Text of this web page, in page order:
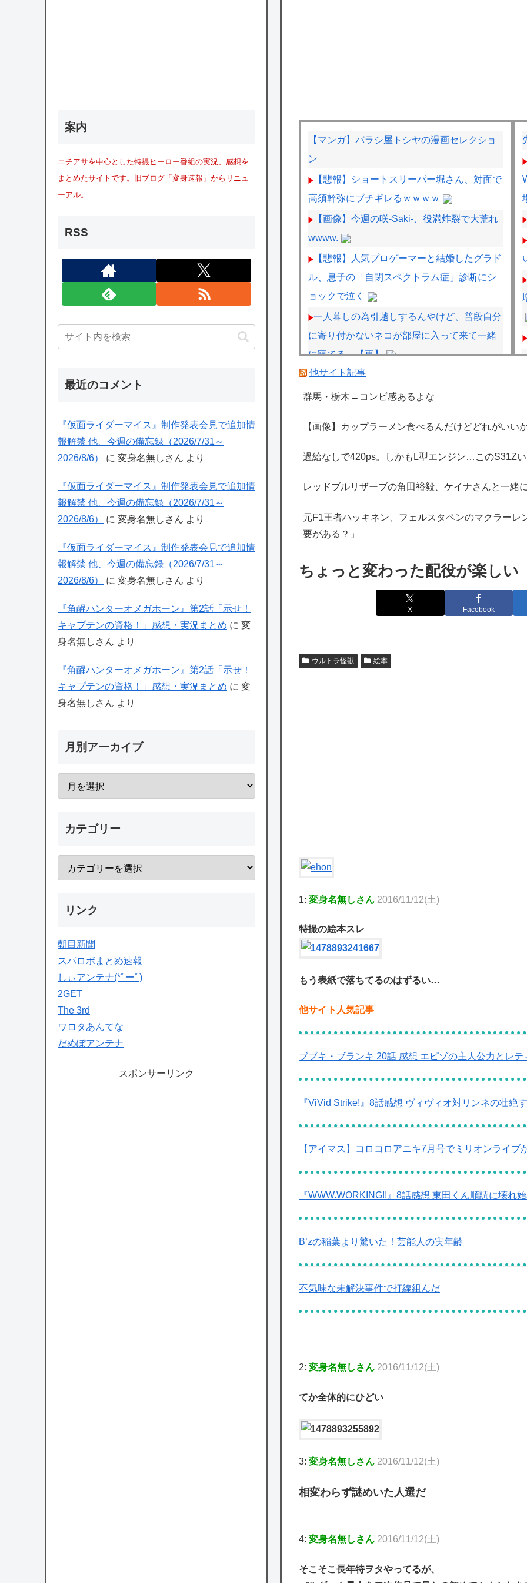
【マンガ】バラシ屋トシヤの漫画セレクショ
ン
【悲報】ショートスリーパー堀さん、対面で
高須幹弥にブチギレるｗｗｗｗ
【画像】今週の咲-Saki-、役満炸裂で大荒れ
wwww.
【悲報】人気プロゲーマーと結婚したグラド
ル、息子の「自閉スペクトラム症」診断にシ
ョックで泣く
一人暮しの為引越しするんやけど、普段自分
に寄り付かないネコが部屋に入って来て一緒
に寝てる。【再】
低迷しても上位に戻ってこられるマクラーレ
ンと戻ってこられないウィリアムズは何が違
過給なしで420ps。しかもL型エンジン…こ
のS31Zいくらかかってるんだ…
と一緒に酒蔵巡りをしている模様
海外「日本は特別！」日本の地震支援を申し
出たあの親日経営者に海外が大騒ぎ
の為替介入再びで海外が大騒ぎ
韓国人「実は日本経済を支えて生かしている
のは韓国人である理由がこちら…」→「日本
海外「日本よ、お前がナンバーワンだ」 熊
ど
でやる隊はそれぞれどの位いるんだろうか特
別課題消化時は別として
Powered by livedoor 相互RSS
他サイト記事
群馬・栃木←コンビ感あるよな
【画像】カップラーメン食べるんだけどどれがいい
過給なしで420ps。しかもL型エンジン…このS31Z
レッドブルリザーブの角田裕毅、ケイナさんと一緒
元F1王者ハッキネン、フェルスタペンのマクラー
要がある？」
ちょっと変わった配役が楽しい
X Facebook
ウルトラ怪獣 絵本
1: 変身名無しさん 2016/11/12(土)
特撮の絵本スレ
もう表紙で落ちてるのはずるい…
他サイト人気記事
ブブキ・ブランキ 20話 感想 エピゾの主人公力とレ
『ViVid Strike!』8話感想 ヴィヴィオ対リンネの壮絶
【アイマス】コロコロアニキ7月号でミリオンライブ
『WWW.WORKING!!』8話感想 東田くん順調に壊れ
B’zの稲葉より驚いた！芸能人の実年齢
不気味な未解決事件で打線組んだ
2: 変身名無しさん 2016/11/12(土)
てか全体的にひどい
3: 変身名無しさん 2016/11/12(土)
相変わらず謎めいた人選だ
4: 変身名無しさん 2016/11/12(土)
そこそこ長年特ヲタやってるが、
案内
ニチアサを中心とした特撮ヒーロー番組の実況、感想を
まとめたサイトです。旧ブログ「変身速報」からリニュ
ーアル。
RSS
最近のコメント
『仮面ライダーマイス』制作発表会見で追加情
報解禁 他、今週の備忘録（2026/7/31～
2026/8/6）
に 変身名無しさん より
『仮面ライダーマイス』制作発表会見で追加情
報解禁 他、今週の備忘録（2026/7/31～
2026/8/6）
に 変身名無しさん より
『仮面ライダーマイス』制作発表会見で追加情
報解禁 他、今週の備忘録（2026/7/31～
2026/8/6）
に 変身名無しさん より
『角醒ハンターオメガホーン』第2話「示せ！
キャプテンの資格！」感想・実況まとめ に 変
身名無しさん より
『角醒ハンターオメガホーン』第2話「示せ！
キャプテンの資格！」感想・実況まとめ に 変
身名無しさん より
月別アーカイブ
カテゴリー
リンク
朝目新聞
スパロボまとめ速報
しぃアンテナ(*ﾟーﾟ)
2GET
The 3rd
ワロタあんてな
だめぽアンテナ
スポンサーリンク